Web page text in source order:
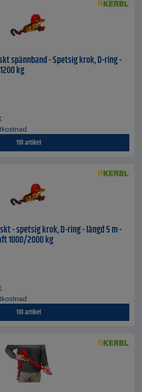
spännband - Spetsig krok, D-ring -
kg
Till artikel
- spetsig krok, D-ring - längd 5 m -
1000/2000 kg
Till artikel